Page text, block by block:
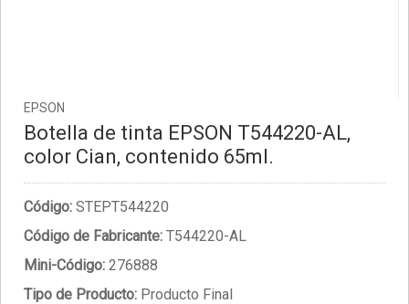
EPSON
Botella de tinta EPSON T544220-AL,
color Cian, contenido 65ml.
Código: STEPT544220
Código de Fabricante: T544220-AL
Mini-Código: 276888
Tipo de Producto: Producto Final